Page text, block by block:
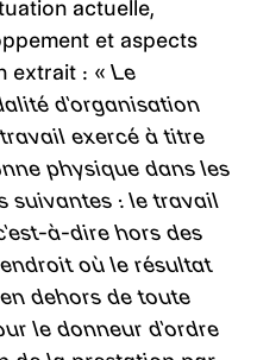
actuelle,
et aspects
extrait : «Le
d’organisation
travail exercé à titre
physique dans les
suivantes : le travail
à-dire hors des
où le résultat
dehors de toute
le donneur d’ordre